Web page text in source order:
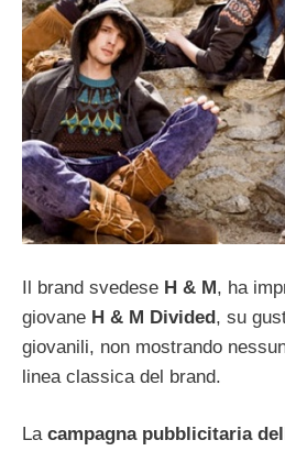
Il brand svedese H & M, ha
giovane H & M Divided, su
giovanili, non mostrando
linea classica del brand.
La campagna pubblicitaria